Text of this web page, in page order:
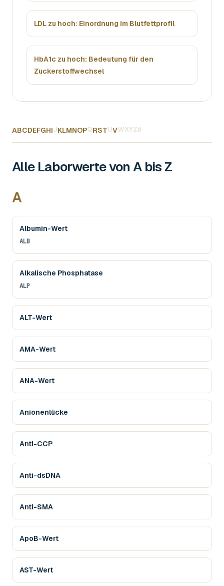
LDL zu hoch: Einordnung im Blutfettprofil
HbA1c zu hoch: Bedeutung für den
Zuckerstoffwechsel
ABCDEFGHIJKLMNOPQRSTUVWXYZ#
Alle Laborwerte von A bis Z
A
Albumin-Wert
ALB
Alkalische Phosphatase
ALP
ALT-Wert
AMA-Wert
ANA-Wert
Anionenlücke
Anti-CCP
Anti-dsDNA
Anti-SMA
ApoB-Wert
AST-Wert